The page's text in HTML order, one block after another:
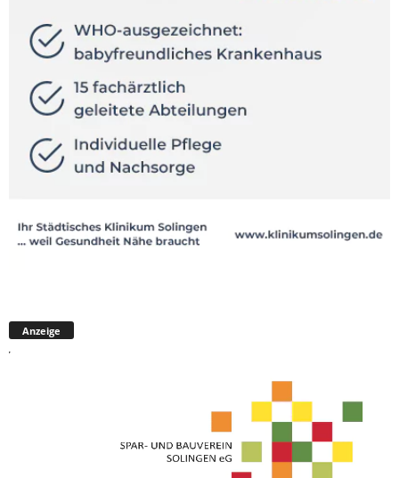
Anzeige